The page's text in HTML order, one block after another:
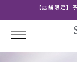
【店舗限定